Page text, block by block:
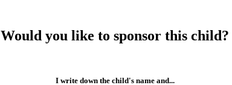
Would you like to sponsor this child?
I write down the child's name and...